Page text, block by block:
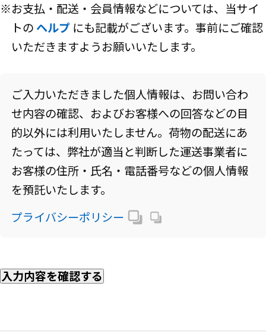
※お支払・配送・会員情報などについては、当サイ
トの ヘルプ にも記載がございます。事前にご確認
いただきますようお願いいたします。
ご入力いただきました個人情報は、お問い合わ
せ内容の確認、およびお客様への回答などの目
的以外には利用いたしません。荷物の配送にあ
たっては、弊社が適当と判断した運送事業者に
お客様の住所・氏名・電話番号などの個人情報
を預託いたします。
プライバシーポリシー
入力内容を確認する